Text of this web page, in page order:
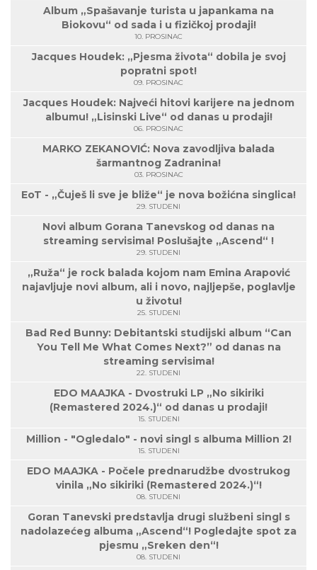
Album „Spašavanje turista u japankama na
Biokovu“ od sada i u fizičkoj prodaji!
10. PROSINAC
Jacques Houdek: „Pjesma života“ dobila je svoj
popratni spot!
09. PROSINAC
Jacques Houdek: Najveći hitovi karijere na jednom
albumu! „Lisinski Live“ od danas u prodaji!
06. PROSINAC
MARKO ZEKANOVIĆ: Nova zavodljiva balada
šarmantnog Zadranina!
03. PROSINAC
EoT - „Čuješ li sve je bliže“ je nova božićna singlica!
29. STUDENI
Novi album Gorana Tanevskog od danas na
streaming servisima! Poslušajte „Ascend“ !
29. STUDENI
„Ruža“ je rock balada kojom nam Emina Arapović
najavljuje novi album, ali i novo, najljepše, poglavlje
u životu!
25. STUDENI
Bad Red Bunny: Debitantski studijski album “Can
You Tell Me What Comes Next?” od danas na
streaming servisima!
22. STUDENI
EDO MAAJKA - Dvostruki LP „No sikiriki
(Remastered 2024.)“ od danas u prodaji!
15. STUDENI
Million - "Ogledalo" - novi singl s albuma Million 2!
15. STUDENI
EDO MAAJKA - Počele prednarudžbe dvostrukog
vinila „No sikiriki (Remastered 2024.)“!
08. STUDENI
Goran Tanevski predstavlja drugi službeni singl s
nadolazećeg albuma „Ascend“! Pogledajte spot za
pjesmu „Sreken den“!
08. STUDENI